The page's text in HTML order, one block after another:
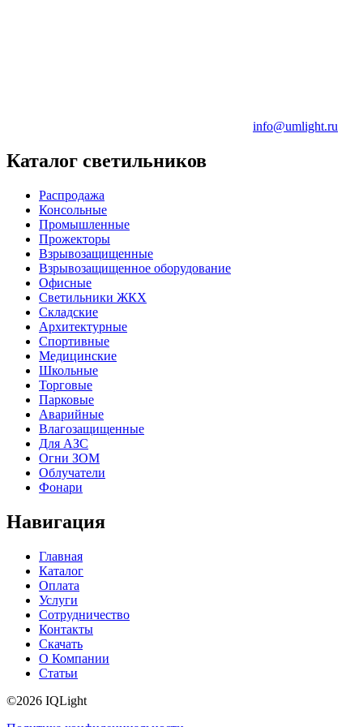
info@umlight.ru
Каталог светильников
Распродажа
Консольные
Промышленные
Прожекторы
Взрывозащищенные
Взрывозащищенное оборудование
Офисные
Cветильники ЖКХ
Складские
Архитектурные
Спортивные
Медицинские
Школьные
Торговые
Парковые
Аварийные
Влагозащищенные
Для АЗС
Огни ЗОМ
Облучатели
Фонари
Навигация
Главная
Каталог
Оплата
Услуги
Сотрудничество
Контакты
Скачать
О Компании
Статьи
©2026 IQLight